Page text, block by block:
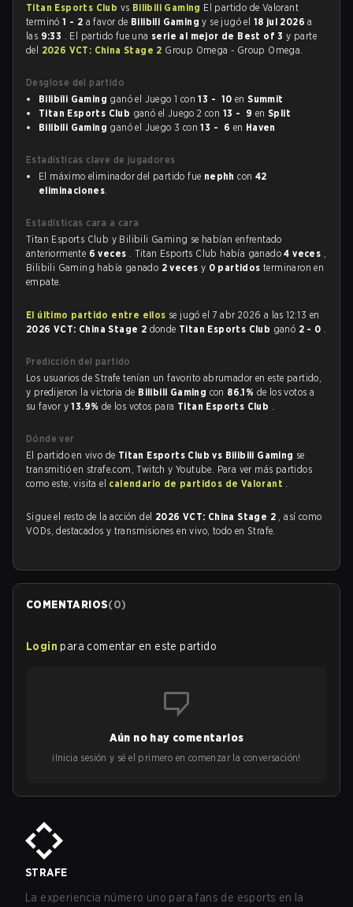
Titan Esports Club vs Bilibili Gaming El partido de Valorant
terminó1 - 2 a favor de Bilibili Gamingy se jugó el 18 jul 2026a
las 9:33 . El partido fue una serie al mejor de Best of 3y parte
del 2026 VCT: China Stage 2 Group Omega - Group Omega.
Desglose del partido
Bilibili Gaming ganó el Juego 1 con13 - 10 enSummit
Titan Esports Club ganó el Juego 2 con 13 - 9 enSplit
Bilibili Gaming ganó el Juego 3 con13 - 6 en Haven
Estadísticas clave de jugadores
El máximo eliminador del partido fue nephh con 42
eliminaciones.
Estadísticas cara a cara
Titan Esports Club y Bilibili Gaming se habían enfrentado
anteriormente 6 veces . Titan Esports Club había ganado4 veces ,
Bilibili Gaming había ganado 2 veces y 0 partidosterminaron en
empate.
El último partido entre ellos se jugó el 7 abr 2026 a las 12:13 en
2026 VCT: China Stage 2 donde Titan Esports Club ganó 2 - 0 .
Predicción del partido
Los usuarios de Strafe tenían un favorito abrumador en este partido,
y predijeron la victoria de Bilibili Gaming con 86.1% de los votos a
su favor y13.9% de los votos para Titan Esports Club .
Dónde ver
El partido en vivo de Titan Esports Club vs Bilibili Gaming se
transmitió en strafe.com, Twitch y Youtube. Para ver más partidos
como este, visita el calendario de partidos de Valorant .
Sigue el resto de la acción del 2026 VCT: China Stage 2 , así como
VODs, destacados y transmisiones en vivo, todo en Strafe.
COMENTARIOS(0)
Login para comentar en este partido
Aún no hay comentarios
¡Inicia sesión y sé el primero en comenzar la conversación!
STRAFE
La experiencia número uno para fans de esports en la